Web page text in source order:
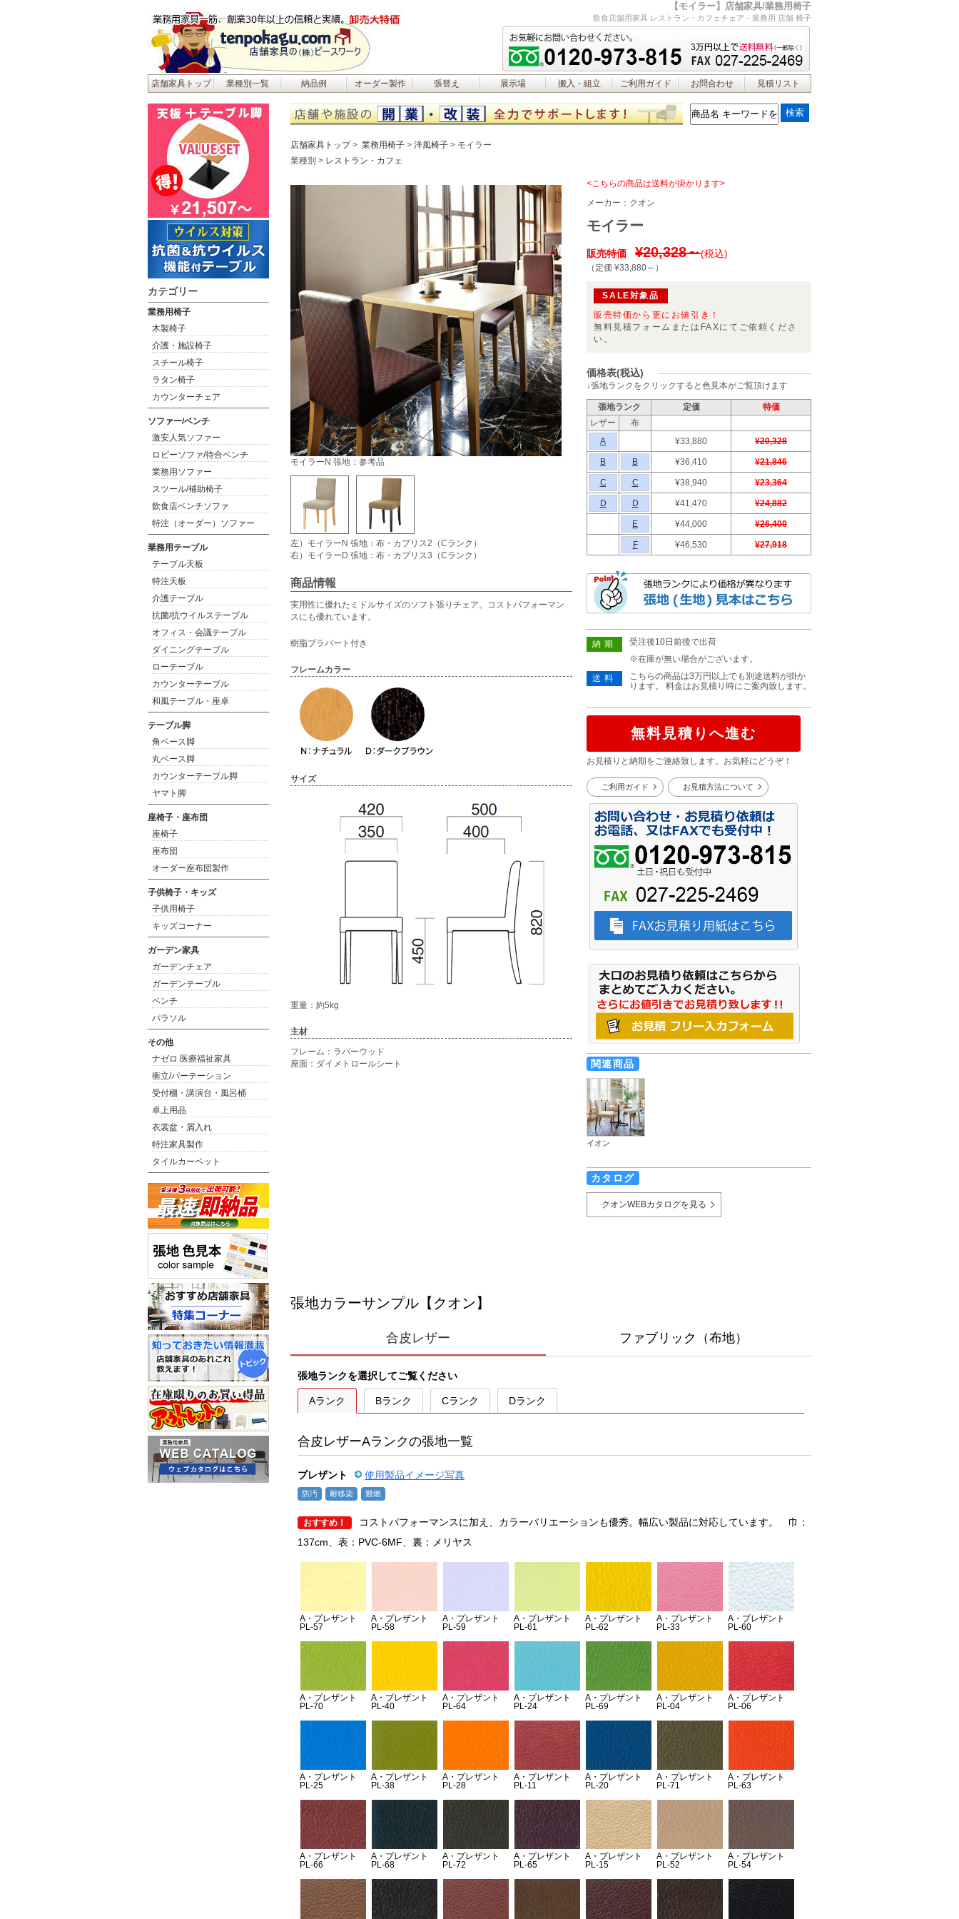
【モイラー】店舗家具/業務用椅子
飲食店舗用家具 レストラン・カフェチェア・業務用 店舗 椅子
店舗家具トップ 業種別一覧 納品例 オーダー製作 張替え 展示場 搬入・組立 ご利用ガイド お問合わせ 見積リスト
店舗家具トップ 業務用椅子 洋風椅子
モイラー
業種別
レストラン・カフェ
モイラーN 張地：参考品
左）モイラーN 張地：布・カプリス2（Cランク）
右）モイラーD 張地：布・カプリス3（Cランク）
商品情報
実用性に優れたミドルサイズのソフト張りチェア。コストパフォーマン
スにも優れています。
樹脂プラパート付き
フレームカラー
サイズ
重量：約5kg
主材
フレーム：ラバーウッド
座面：ダイメトロールシート
<こちらの商品は送料が掛かります>
メーカー： クオン
モイラー
販売特価 ¥20,328～(税込)
（定価 ¥33,880～ ）
SALE対象品
販売特価から更にお値引き！
無料見積フォームまたはFAXにてご依頼くださ
い。
価格表(税込)
↓張地ランクをクリックすると色見本がご覧頂けます
張地ランク 定価
特価
レザー
布
A
¥33,880 ¥20,328
B B ¥36,410 ¥21,846
C C ¥38,940 ¥23,364
D D ¥41,470 ¥24,882
E ¥44,000 ¥26,400
F ¥46,530 ¥27,918
納期
受注後10日前後で出荷
※在庫が無い場合がございます。
送料
こちらの商品は3万円以上でも別途送料が掛か
ります。 料金はお見積り時にご案内致します。
無料見積りへ進む
お見積りと納期をご連絡致します。お気軽にどうぞ！
ご利用ガイド お見積方法について
関連商品
イオン
カタログ
クオンWEBカタログを見る
カテゴリー
業務用椅子
木製椅子
介護・施設椅子
スチール椅子
ラタン椅子
カウンターチェア
ソファー/ベンチ
激安人気ソファー
ロビーソファ/待合ベンチ
業務用ソファー
スツール/補助椅子
飲食店ベンチソファ
特注（オーダー）ソファー
業務用テーブル
テーブル天板
特注天板
介護テーブル
抗菌/抗ウイルステーブル
オフィス・会議テーブル
ダイニングテーブル
ローテーブル
カウンターテーブル
和風テーブル・座卓
テーブル脚
角ベース脚
丸ベース脚
カウンターテーブル脚
ヤマト脚
座椅子・座布団
座椅子
座布団
オーダー座布団製作
子供椅子・キッズ
子供用椅子
キッズコーナー
ガーデン家具
ガーデンチェア
ガーデンテーブル
ベンチ
パラソル
その他
ナゼロ 医療福祉家具
衝立/パーテーション
受付棚・講演台・風呂桶
卓上用品
衣裳盆・屑入れ
特注家具製作
タイルカーペット